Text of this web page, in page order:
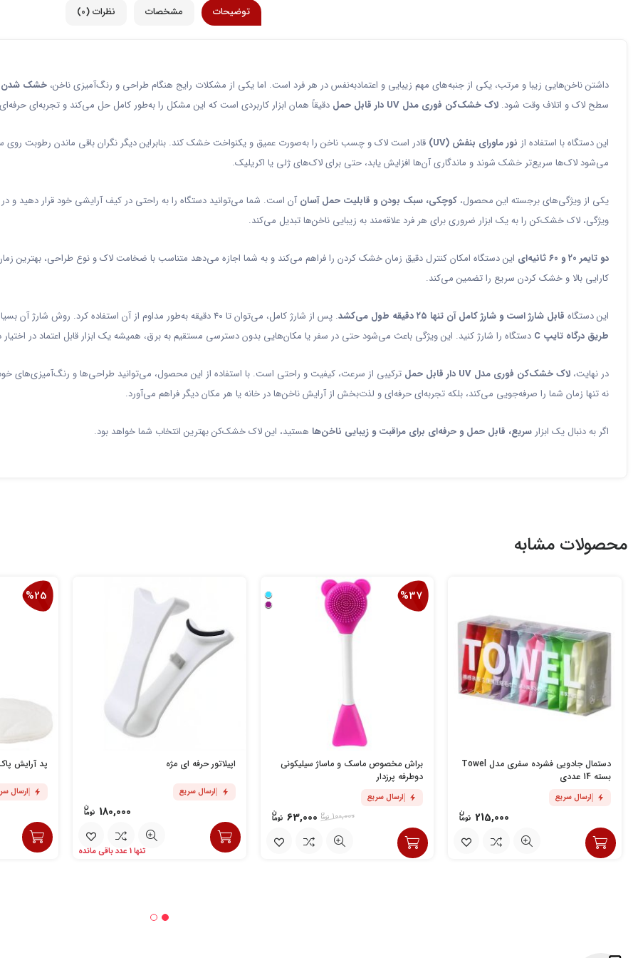
توضیحات مشخصات نظرات (0)
داشتن ناخن‌هایی زیبا و مرتب، یکی از جنبه‌های مهم زیبایی و اعتمادبه‌نفس در هر فرد است. اما یکی از مشکلات رایج هنگام طراحی و رنگ‌آمیزی ناخن، خشک شدن
سطح لاک و اتلاف وقت شود. لاک خشک‌کن فوری مدل UV دار قابل حمل دقیقاً همان ابزار کاربردی است که این مشکل را به‌طور کامل حل می‌کند و تجربه‌ای
این دستگاه با استفاده از نور ماورای بنفش (UV)
می‌شود لاک‌ها سریع‌تر خشک شوند و ماندگاری آن‌ها افزایش یابد، حتی برای لاک‌های ژلی یا اکریلیک.
یکی از ویژگی‌های برجسته این محصول، کوچکی، سبک بودن و قابلیت حمل آسان آن است. شما می‌توانید دستگاه را به راحتی در کیف آرایشی خود قرار دهید و در
ویژگی، لاک خشک‌کن را به یک ابزار ضروری برای هر فرد علاقه‌مند به زیبایی ناخن‌ها تبدیل می‌کند.
دو تایمر ۲۰ و ۶۰ ثانیه‌ای
این دستگاه امکان کنترل دقیق زمان خشک کردن را فراهم می‌کند و به شما اجازه می‌دهد متناسب با ضخامت لاک و نوع طراحی، بهترین
کارایی بالا و خشک کردن سریع را تضمین می‌کند.
این دستگاه قابل شارژ است و شارژ کامل آن تنها ۲۵ دقیقه طول می‌کشد
. پس از شارژ کامل، می‌توان تا ۴۰ دقیقه به‌طور مداوم از آن استفاده کرد. روش شارژ آن بسیار آسان است و می‌توانید از طریق
طریق درگاه تایپ C
دستگاه را شارژ کنید. این ویژگی باعث می‌شود حتی در سفر یا مکان‌هایی بدون دسترسی مستقیم به برق، همیشه یک ابزار قابل اعتماد در اختیار
در نهایت، لاک خشک‌کن فوری مدل UV دار قابل حمل
ترکیبی از سرعت، کیفیت و راحتی است. با استفاده از این محصول، می‌توانید طراحی‌ها و رنگ‌آمیزی‌های
نه تنها زمان شما را صرفه‌جویی می‌کند، بلکه تجربه‌ای حرفه‌ای و لذت‌بخش از آرایش ناخن‌ها در خانه یا هر مکان دیگر فراهم می‌آورد.
اگر به دنبال یک ابزار سریع، قابل حمل و حرفه‌ای برای مراقبت و زیبایی ناخن‌ها هستید، این لاک خشک‌کن بهترین انتخاب شما خواهد بود.
محصولات مشابه
دستمال جادویی فشرده سفری مدل Towel
بسته 14 عددی
ارسال سریع
215,000
%37
براش مخصوص ماسک و ماساژ سیلیکونی
دوطرفه پرزدار
ارسال سریع
100,000
63,000
اپیلاتور حرفه ای مژه
ارسال سریع
180,000
تنها 1 عدد باقی مانده
%25
پد آرایش پاک
ارسال